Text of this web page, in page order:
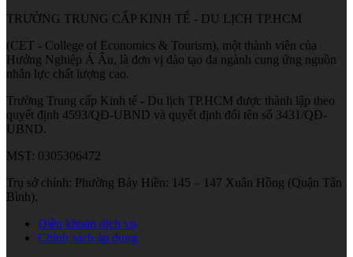
TRƯỜNG TRUNG CẤP KINH TẾ - DU LỊCH TP.HCM
(CET - College of Economics & Tourism), một thành viên của
Hướng Nghiệp Á Âu, là đơn vị đào tạo đa ngành cung ứng nguồn
nhân lực chất lượng cao.
Trường Trung cấp Kinh tế - Du lịch TP.HCM được thành lập theo
quyết định 4593/QĐ-UBND và quyết định đổi tên số 3431/QĐ-
UBND.
MST: 0305306472
Trụ sở chính: Phường Bảy Hiền: 145 – 147 Xuân Hồng (Quận Tân
Bình).
Điều khoản dịch vụ
Chính sách áp dụng